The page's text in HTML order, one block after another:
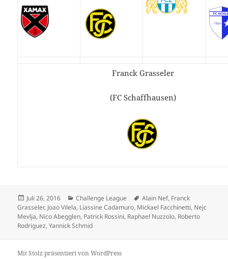
Franck Grasseler
(FC Schaffhausen)
Veröffentlicht
am
Juli 26, 2016 Kategorien
Challenge League Schlagwörter
Alain Nef, Franck
Grasseler, Joao Vilela, Liassine Cadamuro, Mickael Facchinetti, Nejc
Mevlja, Nico Abegglen, Patrick Rossini, Raphael Nuzzolo, Roberto
Rodriguez,Yannick Schmid
Mit Stolz präsentiert von WordPress